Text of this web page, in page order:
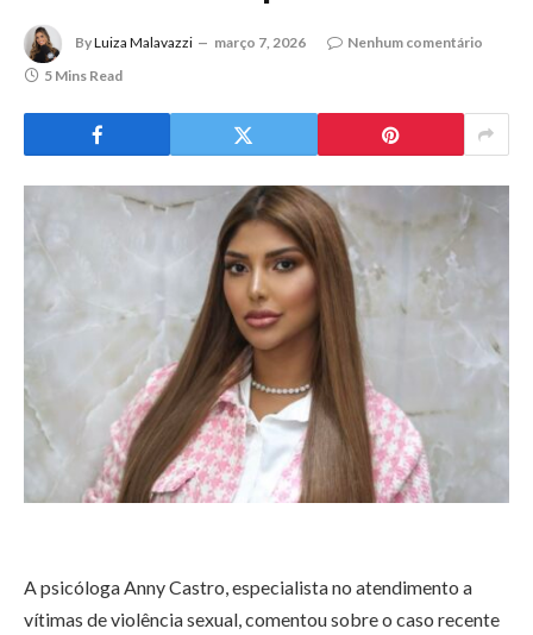
ByLuiza Malavazzi março 7, 2026
Nenhum comentário
5 Mins Read
A psicóloga Anny Castro, especialista no atendimento a
vítimas de violência sexual, comentou sobre o caso recente